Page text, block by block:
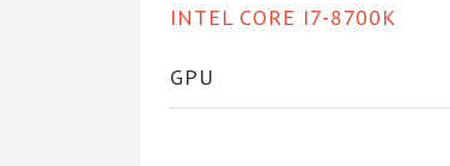
INTEL CORE I7-8700K
GPU